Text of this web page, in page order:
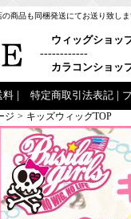
商品も同梱発送にてお送り致し
ウィッグショッ
------------
カラコンショッ
料 特定商取引法表記
ジ > キッズウィッグTOP